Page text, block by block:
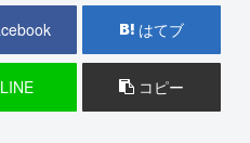
はてブ
LINE コピー